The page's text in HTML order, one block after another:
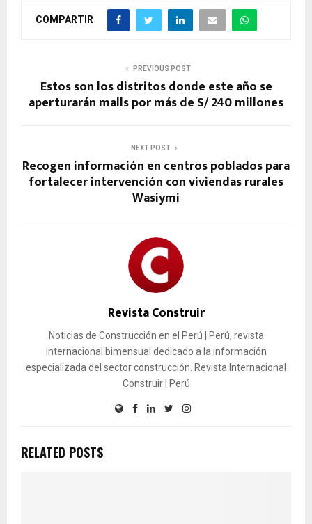
COMPARTIR
PREVIOUS POST
Estos son los distritos donde este año se
aperturarán malls por más de S/ 240 millones
NEXT POST
Recogen información en centros poblados para
fortalecer intervención con viviendas rurales
Wasiymi
Revista Construir
Noticias de Construcción en el Perú | Perú, revista
internacional bimensual dedicado a la información
especializada del sector construcción. Revista Internacional
Construir | Perú
RELATED POSTS